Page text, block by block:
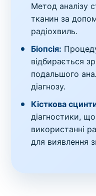
Метод аналізу
тканин за
радіохвиль.
Біопсія:
відбирається
подальшого
діагнозу.
Кісткова
діагностики,
використанні
для виявлення